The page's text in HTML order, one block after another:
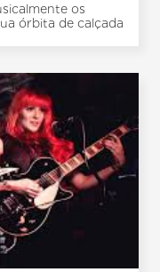
os
órbita de calçada